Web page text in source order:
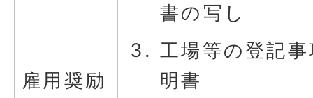
雇用奨励
書の写し
工場等の登記
明書